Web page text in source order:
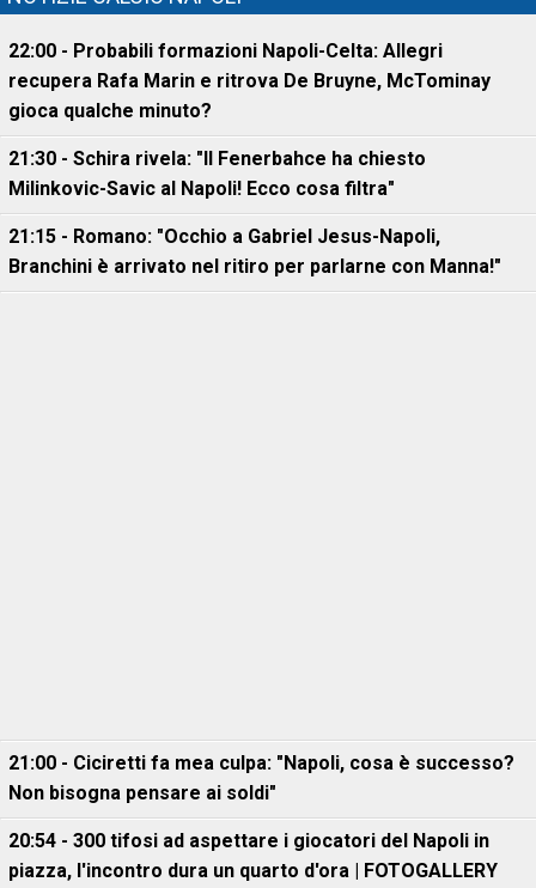
22:00 - Probabili formazioni Napoli-Celta: Allegri
recupera Rafa Marin e ritrova De Bruyne, McTominay
gioca qualche minuto?
21:30 - Schira rivela: "Il Fenerbahce ha chiesto
Milinkovic-Savic al Napoli! Ecco cosa filtra"
21:15 - Romano: "Occhio a Gabriel Jesus-Napoli,
Branchini è arrivato nel ritiro per parlarne con Manna!"
21:00 - Ciciretti fa mea culpa: "Napoli, cosa è successo?
Non bisogna pensare ai soldi"
20:54 - 300 tifosi ad aspettare i giocatori del Napoli in
piazza, l'incontro dura un quarto d'ora | FOTOGALLERY